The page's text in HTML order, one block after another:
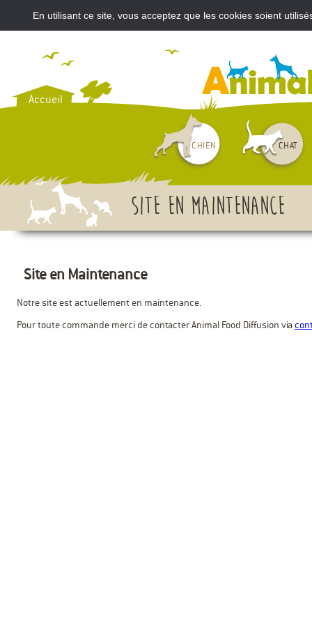
Accueil
CHIEN CHAT
Site en maintenance
Site en Maintenance
Notre site est actuellement en maintenance.
Pour toute commande merci de contacter Animal Food Diffusion via
VOUS AVEZ ACHETÉ UN
En utilisant ce site, vous acceptez que les cookies soient